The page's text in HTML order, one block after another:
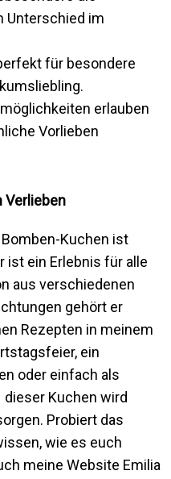
Unterschied im
für besondere
erlauben
Vorlieben
Verlieben
Kuchen ist
ist ein Erlebnis für alle
aus verschiedenen
gehört er
Rezepten in meinem
ein
oder einfach als
Kuchen wird
Probiert das
wie es euch
meine Website Emilia